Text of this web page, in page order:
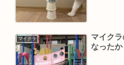
マイクラ
マイク
なったか